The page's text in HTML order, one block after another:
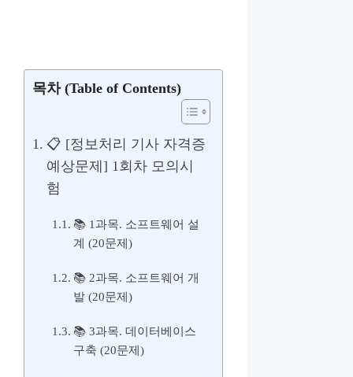
목차 (Table of Contents)
📋 [정보처리 기사 자격증
예상문제] 1회차 모의시
험
📚 1과목. 소프트웨어 설
계 (20문제)
📚 2과목. 소프트웨어 개
발 (20문제)
📚 3과목. 데이터베이스
구축 (20문제)